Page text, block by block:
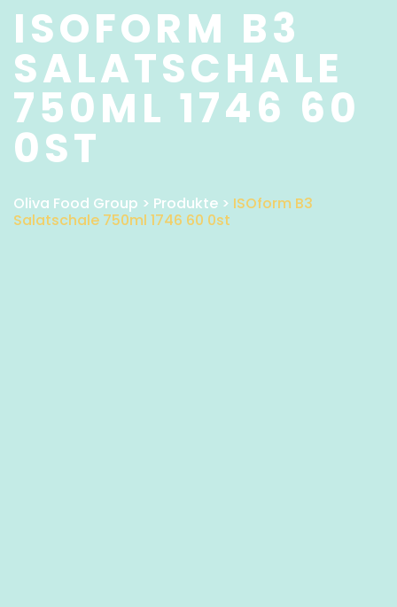
ISOFORM B3
SALATSCHALE
750ML 1746 60
0ST
Oliva Food Group > Produkte > ISOform B3
Salatschale 750ml 1746 60 0st